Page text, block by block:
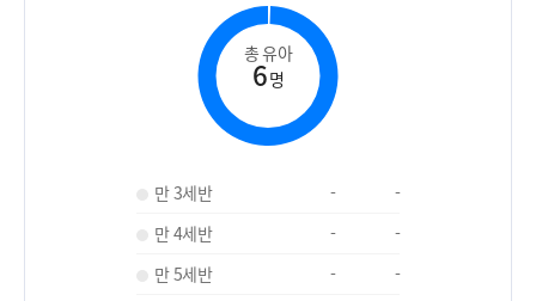
총 유아
6명
만 3세반 -
-
만 4세반
-
-
만 5세반
-
-